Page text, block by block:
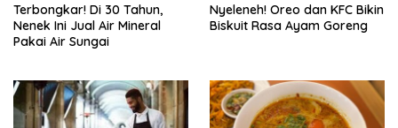
Terbongkar! Di 30 Tahun,
Nenek Ini Jual Air Mineral
Pakai Air Sungai
Nyeleneh! Oreo dan KFC Bikin
Biskuit Rasa Ayam Goreng